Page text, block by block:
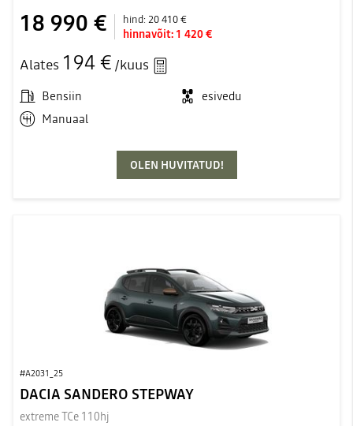
18 990 € hind:20 410 €
hinnavõit: 1 420 €
Alates 194 € /kuus
Bensiin
esivedu
Manuaal
OLEN HUVITATUD!
#A2031_25
DACIA SANDERO STEPWAY
extreme TCe 110hj